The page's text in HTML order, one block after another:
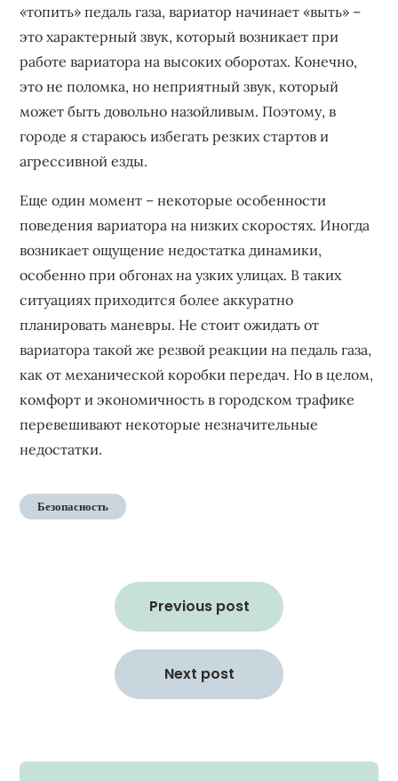
«топить» педаль газа, вариатор начинает «выть» –
это характерный звук, который возникает при
работе вариатора на высоких оборотах. Конечно,
это не поломка, но неприятный звук, который
может быть довольно назойливым. Поэтому, в
городе я стараюсь избегать резких стартов и
агрессивной езды.
Еще один момент – некоторые особенности
поведения вариатора на низких скоростях. Иногда
возникает ощущение недостатка динамики,
особенно при обгонах на узких улицах. В таких
ситуациях приходится более аккуратно
планировать маневры. Не стоит ожидать от
вариатора такой же резвой реакции на педаль газа,
как от механической коробки передач. Но в целом,
комфорт и экономичность в городском трафике
перевешивают некоторые незначительные
недостатки.
Безопасность
Previous post
Next post